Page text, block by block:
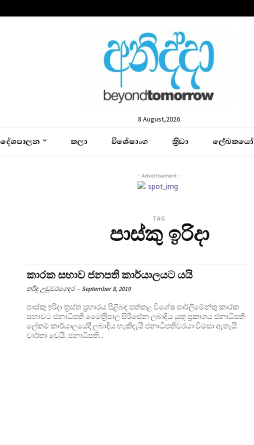
8 August,2026
දේශපාලන කලා විශේෂාංග ක්‍රිඩා ලේඛකයෝ
- Advertisement -
TAG
පාස්කු ඉරිදා
කාරක සභාව ජනපති කාර්යාලයට යයි
තරිඳු උඩුවරගෙදර - September 8, 2019
පාස්කු ඉරිදා ත‍්‍රස්ත ප‍්‍රහාරය පිළිබඳ පත්කළ විශේෂ පාර්ලිමේන්තු කාරක
සභාවට ජනාධිපති මෛත‍්‍රීපාල සිරිසේන ලබාදිය යුතු ප‍්‍රකාශය ජනාධිපති
ලේකම් කාර්යාලයේදී ලබාදිය හැකිදැයි ජනාධිපතිවරයා විමසා ඇතැයි
වාර්තා වෙයි. ජනාධිපති...